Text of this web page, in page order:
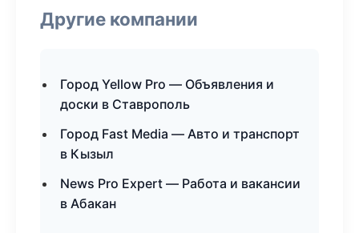
Другие компании
Город Yellow Pro — Объявления и
доски в Ставрополь
Город Fast Media — Авто и транспорт
в Кызыл
News Pro Expert — Работа и вакансии
в Абакан